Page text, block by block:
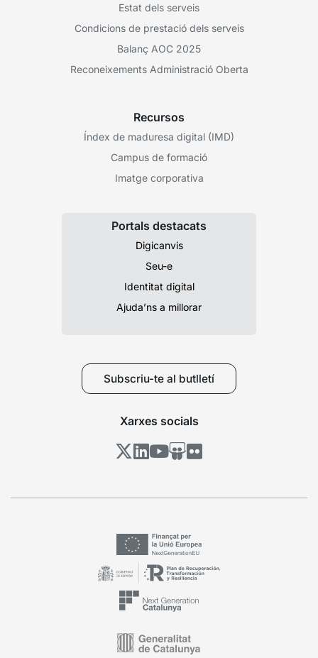
Estat dels serveis
Condicions de prestació dels serveis
Balanç AOC 2025
Reconeixements Administració Oberta
Recursos
Índex de maduresa digital (IMD)
Campus de formació
Imatge corporativa
Portals destacats
Digicanvis
Seu-e
Identitat digital
Ajuda’ns a millorar
Subscriu-te al butlletí
Xarxes socials